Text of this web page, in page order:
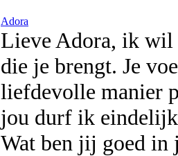
Adora
Lieve Adora, ik wil
die je brengt. Je
liefdevolle manier
jou durf ik eindelijk
Wat ben jij goed in